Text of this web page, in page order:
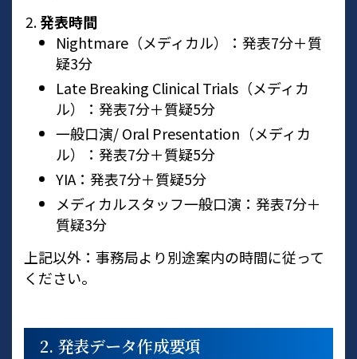
発表時間
Nightmare（メディカル）：発表7分＋質
疑3分
Late Breaking Clinical Trials（メディカ
ル）：発表7分＋質疑5分
一般口演/ Oral Presentation（メディカ
ル）：発表7分＋質疑5分
YIA：発表7分＋質疑5分
メディカルスタッフ一般口演：発表7分＋
質疑3分
上記以外：事務局より別途案内の時間に従って
ください。
2. 発表データ作成要項